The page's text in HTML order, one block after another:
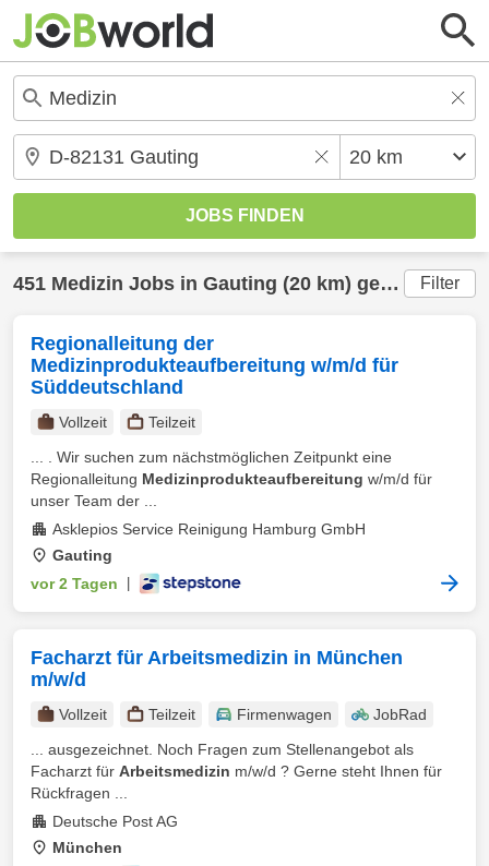
451 Medizin Jobs in Gauting (20 km) gefunden Filter
Regionalleitung der
Medizinprodukteaufbereitung w/m/d für
Süddeutschland
Vollzeit
Teilzeit
... . Wir suchen zum nächstmöglichen Zeitpunkt eine
Regionalleitung Medizinprodukteaufbereitung w/m/d für
unser Team der ...
Asklepios Service Reinigung Hamburg GmbH
Gauting
vor 2 Tagen
Facharzt für Arbeitsmedizin in München
m/w/d
Vollzeit Teilzeit Firmenwagen
JobRad
... ausgezeichnet. Noch Fragen zum Stellenangebot als
Facharzt für Arbeitsmedizin m/w/d ? Gerne steht Ihnen für
Rückfragen ...
Deutsche Post AG
München